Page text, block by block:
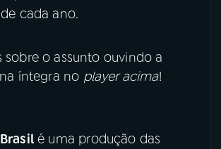
cada ano.
sobre o assunto ouvindo a
íntegra no player acima!
é uma produção das